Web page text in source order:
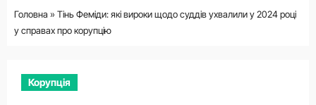
Головна » Тінь Феміди: які вироки щодо суддів ухвалили у 2024 році
у справах про корупцію
Корупція